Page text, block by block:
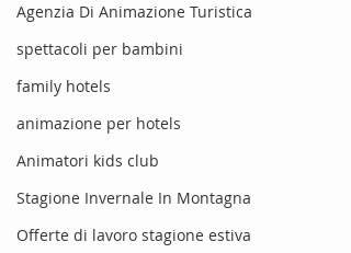
Agenzia Di Animazione Turistica
spettacoli per bambini
family hotels
animazione per hotels
Animatori kids club
Stagione Invernale In Montagna
Offerte di lavoro stagione estiva